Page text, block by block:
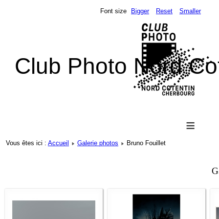
Club Photo Nord
Font size Bigger Reset Smaller
≡
Vous êtes ici : Accueil Galerie photos Bruno Fouillet